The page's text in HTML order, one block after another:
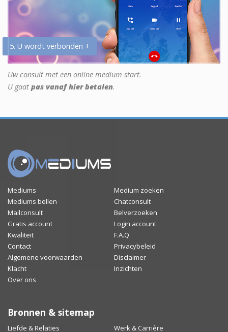
5. U wordt verbonden +
Uw consult met een online medium start.
U gaat pas vanaf hier betalen.
Mediums
Medium zoeken
Mediums bellen
Chatconsult
Mailconsult
Belverzoeken
Gratis account
Login account
Kwaliteit
F.A.Q
Contact
Privacybeleid
Algemene voorwaarden
Disclaimer
Klacht
Inzichten
Over ons
Bronnen & sitemap
Liefde & Relaties Werk & Carrière